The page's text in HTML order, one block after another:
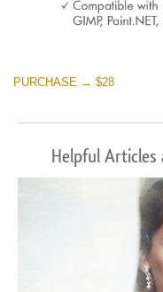
PURCHASE → $28
Helpful Articles